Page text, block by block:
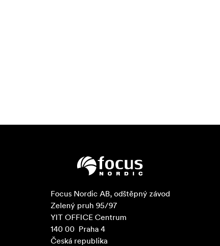
Focus Nordic AB, odštěpný závod
Zelený pruh 95/97
YIT OFFICE Centrum
140 00  Praha 4
Česká republika